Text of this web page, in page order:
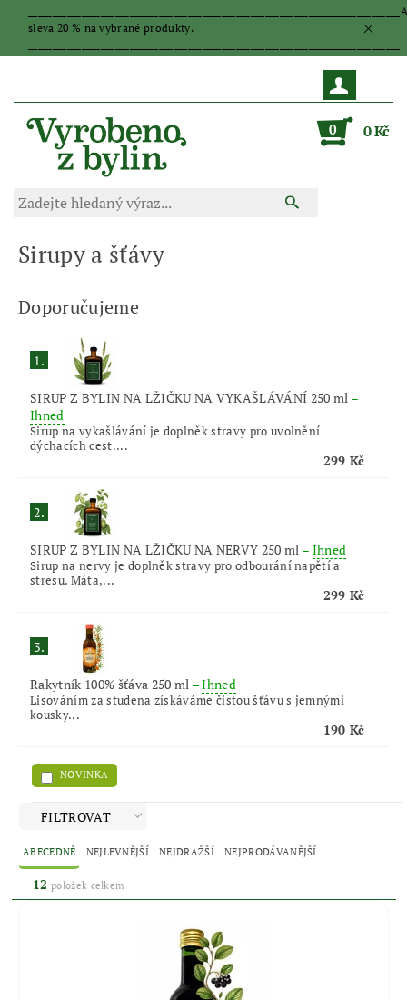
sleva 20 % na vybrané produkty.
0 0 Kč
Sirupy a šťávy
Doporučujeme
1.
SIRUP Z BYLIN NA LŽIČKU NA VYKAŠLÁVÁNÍ 250 ml –
Ihned
Sirup na vykašlávání je doplněk stravy pro uvolnění
dýchacích cest....
299 Kč
2.
SIRUP Z BYLIN NA LŽIČKU NA NERVY 250 ml – Ihned
Sirup na nervy je doplněk stravy pro odbourání napětí a
stresu. Máta,...
299 Kč
3.
Rakytník 100% šťáva 250 ml –Ihned
Lisováním za studena získáváme čistou šťávu s jemnými
kousky...
190 Kč
NOVINKA
FILTROVAT
ABECEDNĚ NEJLEVNĚJŠÍ NEJDRAŽŠÍ NEJPRODÁVANĚJŠÍ
12 položek celkem